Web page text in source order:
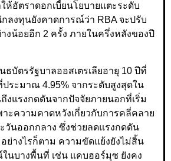
ห้อัตราดอกเบี้ยนโยบายแตะระดับ
ลงทุนยังคาดการณ์ว่า RBA จะปรับ
งน้อยอีก 2 ครั้ง ภายในครึ่งหลังของปี
บัตรรัฐบาลออสเตรเลียอายุ 10 ปีที่
ระมาณ 4.95% จากระดับสูงสุดใน
งแรงกดดันจากปัจจัยภายนอกที่เริ่ม
าะความคาดหวังเกี่ยวกับการคลี่คลาย
วันออกกลาง ซึ่งช่วยลดแรงกดดัน
ย่างไรก็ตาม ความขัดแย้งยังไม่สิ้น
นบางพื้นที่ เช่น แคบฮอร์มุซ ยังคง